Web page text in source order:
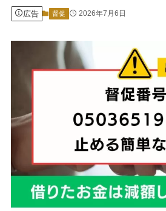
広告 督促 2026年7月6日